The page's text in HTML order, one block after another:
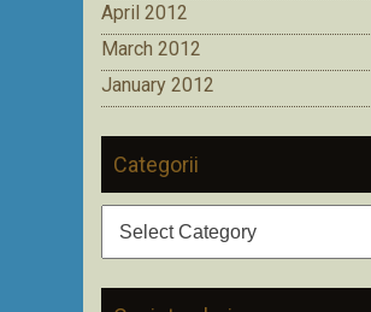
April 2012
March 2012
January 2012
Categorii